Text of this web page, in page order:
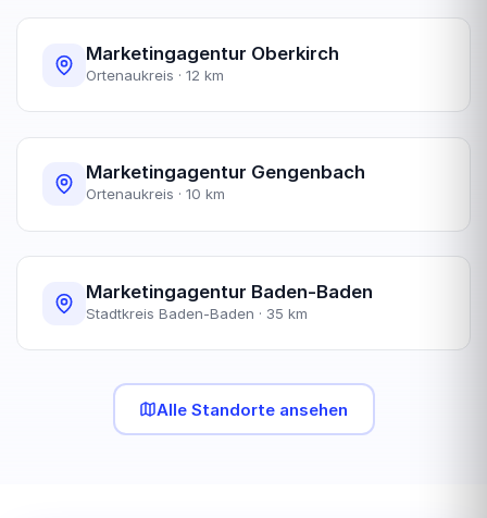
Marketingagentur Oberkirch
Ortenaukreis · 12 km
Marketingagentur Gengenbach
Ortenaukreis · 10 km
Marketingagentur Baden-Baden
Stadtkreis Baden-Baden · 35 km
Alle Standorte ansehen